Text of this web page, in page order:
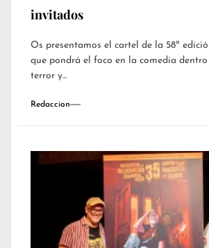
invitados
Os presentamos el cartel de la 58ª
que pondrá el foco en la comedia
terror y...
Redaccion